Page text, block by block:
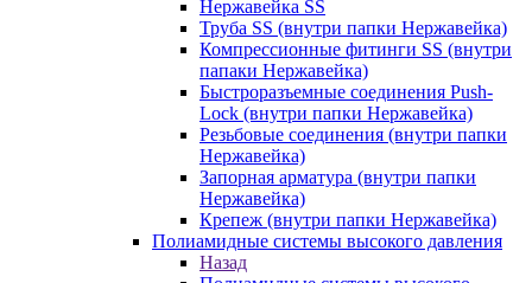
Нержавейка SS
Труба SS (внутри папки Нержавейка)
Компрессионные фитинги SS (внутри
папаки Нержавейка)
Быстроразъемные соединения Push-
Lock (внутри папки Нержавейка)
Резьбовые соединения (внутри папки
Нержавейка)
Запорная арматура (внутри папки
Нержавейка)
Крепеж (внутри папки Нержавейка)
Полиамидные системы высокого давления
Назад